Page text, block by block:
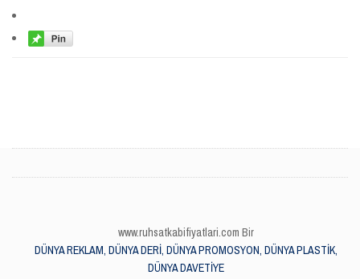
www.ruhsatkabifiyatlari.com Bir
DÜNYA REKLAM, DÜNYA DERİ, DÜNYA PROMOSYON, DÜNYA PLASTİK,
DÜNYA DAVETİYE